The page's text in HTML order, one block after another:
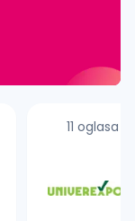
11 oglasa